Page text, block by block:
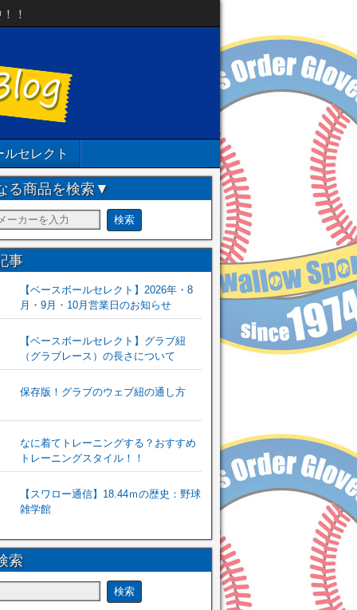
！
セレクト
る商品を検索▼
事
【ベースボールセレクト】2026年・8
月・9月・10月営業日のお知らせ
【ベースボールセレクト】グラブ紐
（グラブレース）の長さについて
保存版！グラブのウェブ紐の通し方
なに着てトレーニングする？おすすめ
トレーニングスタイル！！
【スワロー通信】18.44ｍの歴史：野球
雑学館
索